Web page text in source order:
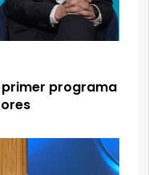
primer programa